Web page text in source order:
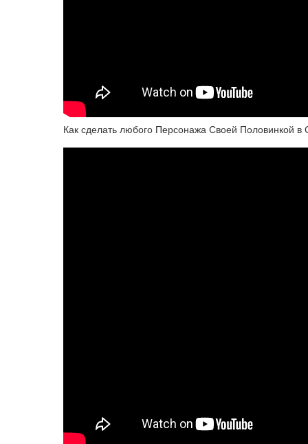
Как сделать любого Персонажа Своей Половинкой в